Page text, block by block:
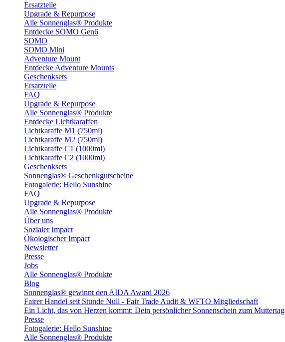
Ersatzteile
Upgrade & Repurpose
Alle Sonnenglas® Produkte
Entdecke SOMO Gen6
SOMO
SOMO Mini
Adventure Mount
Entdecke Adventure Mounts
Geschenksets
Ersatzteile
FAQ
Upgrade & Repurpose
Alle Sonnenglas® Produkte
Entdecke Lichtkaraffen
Lichtkaraffe M1 (750ml)
Lichtkaraffe M2 (750ml)
Lichtkaraffe C1 (1000ml)
Lichtkaraffe C2 (1000ml)
Geschenksets
Sonnenglas® Geschenkgutscheine
Fotogalerie: Hello Sunshine
FAQ
Upgrade & Repurpose
Alle Sonnenglas® Produkte
Über uns
Sozialer Impact
Ökologischer Impact
Newsletter
Presse
Jobs
Alle Sonnenglas® Produkte
Blog
Sonnenglas® gewinnt den AIDA Award 2026
Fairer Handel seit Stunde Null - Fair Trade Audit & WFTO Mitgliedschaft
Ein Licht, das von Herzen kommt: Dein persönlicher Sonnenschein zum Muttertag
Presse
Fotogalerie: Hello Sunshine
Alle Sonnenglas® Produkte